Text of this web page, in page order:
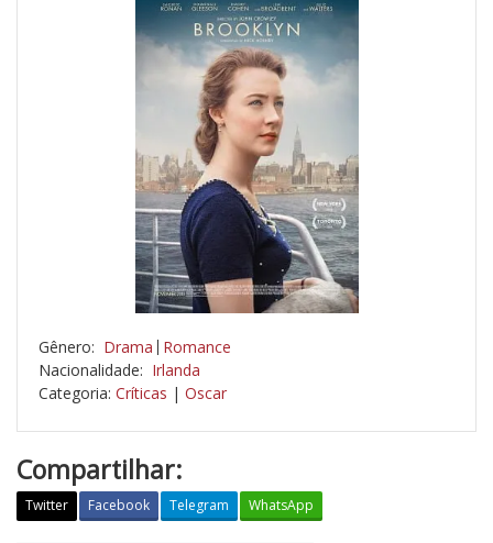
Gênero: Drama Romance
Nacionalidade: Irlanda
Categoria: Críticas | Oscar
Compartilhar:
Twitter Facebook Telegram WhatsApp